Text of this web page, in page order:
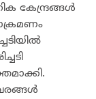
കേന്ദ്രങ്ങള്‍